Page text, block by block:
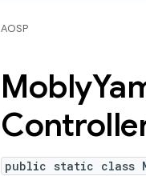
AOSP
Mobly
public static class